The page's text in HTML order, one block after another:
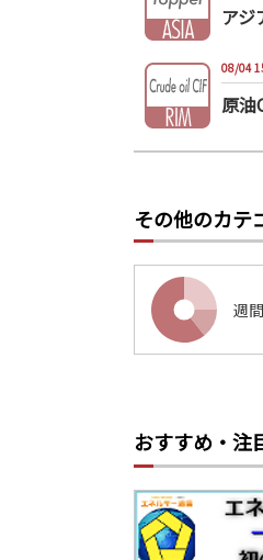
アジ
08/04
原油
その他のカテ
週
おすすめ・注